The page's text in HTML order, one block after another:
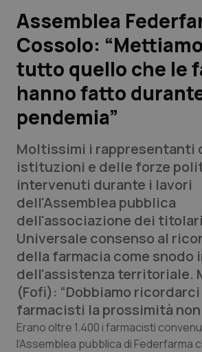
Lavoro e Professioni
Scienza e Farmaci
Studi e Analisi
Lettere al direttore
Edizioni Regionali
QS Pro
Professionisti Sanitari.AI
Abruzzo
Basilicata
Calabria
QS Pro Gold
Artrite & artrosi
Asma & BPCO
QS Club Newsletter
Assemblea
Cossolo:
tutto quello che le
hanno fatto
pendemia”
Moltissimi i rappresentanti
istituzioni e delle forze
intervenuti durante i lavori
dell'Assemblea pubblica
dell'associazione dei
Universale consenso al
della farmacia come snodo
dell'assistenza territoriale.
(Fofi): “Dobbiamo
farmacisti la prossimità non
Erano oltre 1.400 i farmacisti
l’Assemblea pubblica di Federfarma